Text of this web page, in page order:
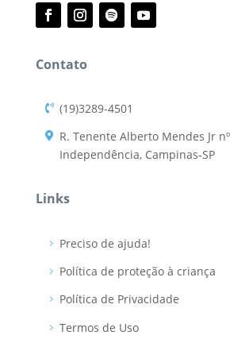
Contato
(19)3289-4501
R. Tenente Alberto Mendes Jr
Independência, Campinas-SP
Links
Preciso de ajuda!
Política de proteção à criança
Política de Privacidade
Termos de Uso